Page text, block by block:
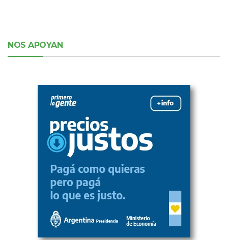
NOS APOYAN